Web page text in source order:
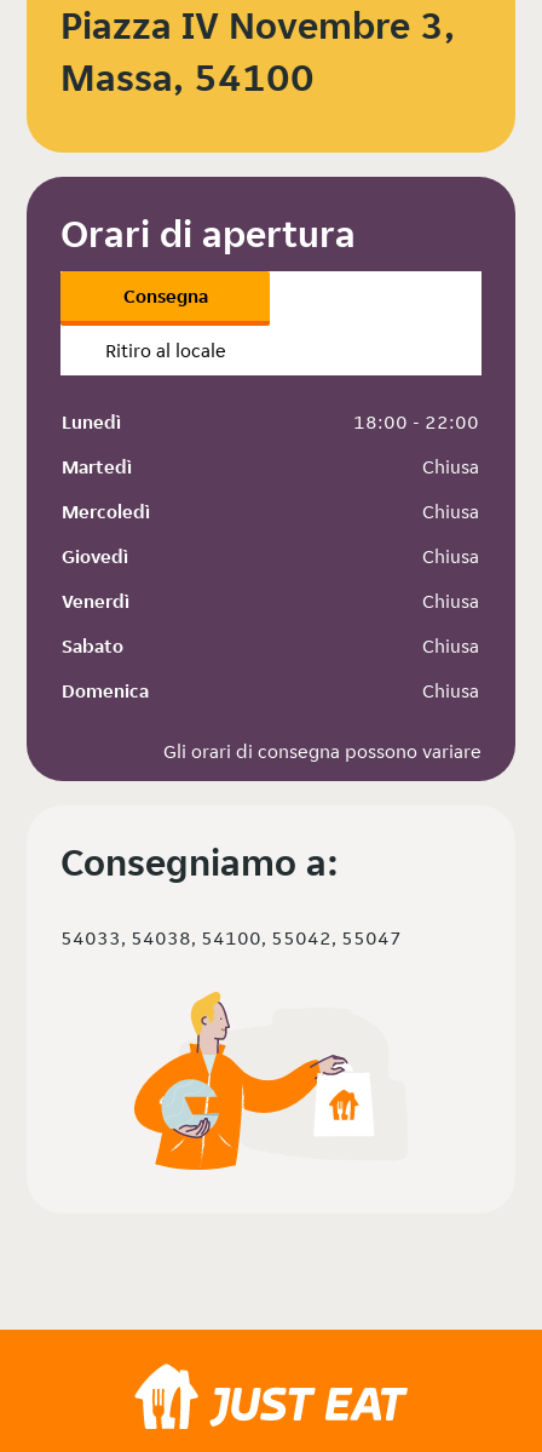
Piazza IV Novembre 3,
Massa, 54100
Orari di apertura
Consegna
Ritiro al locale
Lunedì
18:00 - 22:00
Martedì
Chiusa
Mercoledì
Chiusa
Giovedì
Chiusa
Venerdì
Chiusa
Sabato
Chiusa
Domenica
Chiusa
Gli orari di consegna possono variare
Consegniamo a:
54033, 54038, 54100, 55042, 55047